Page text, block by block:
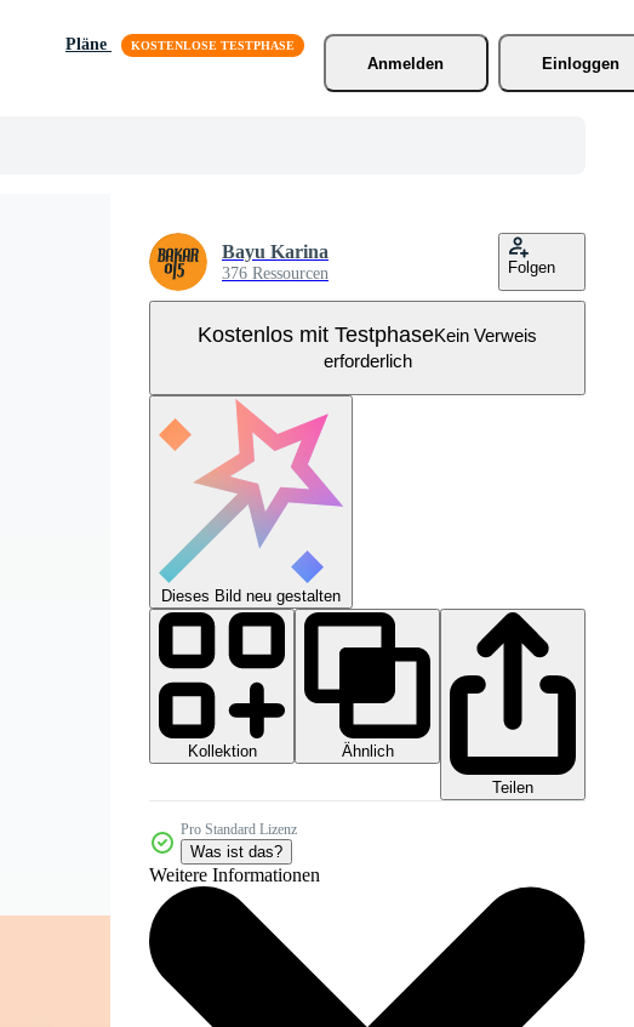
Pläne
Anmelden
Einloggen
Bayu Karina
376 Ressourcen Folgen
Kostenlos mit TestphaseKein Verweis
erforderlich
Dieses Bild neu gestalten
Kollektion
Ähnlich
Teilen
Pro Standard Lizenz
Was ist das?
Weitere Informationen